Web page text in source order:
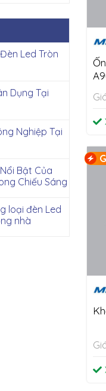
Led Tròn
Dụng Tại
Nghiệp Tại
Bật Của
Chiếu Sáng
loại đèn Led
nhà